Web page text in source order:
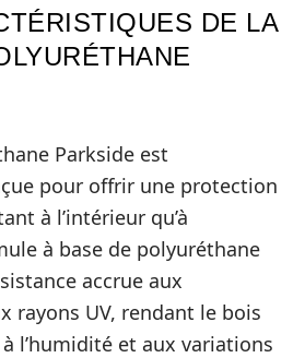
DE LA
Parkside est
pour offrir une protection
à l’intérieur qu’à
à base de polyuréthane
accrue aux
rayons UV, rendant le bois
l’humidité et aux variations